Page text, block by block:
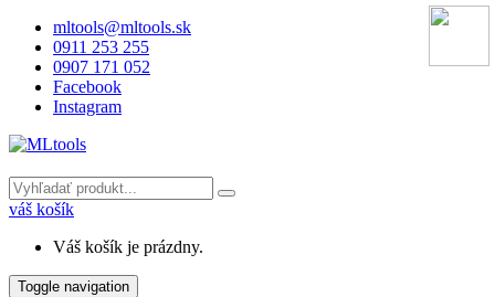
mltools@mltools.sk
0911 253 255
0907 171 052
Facebook
Instagram
váš košík
Váš košík je prázdny.
Toggle navigation